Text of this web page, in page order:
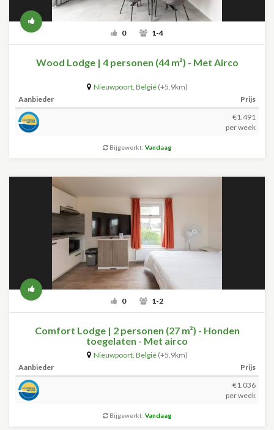
0 1-4
Wood Lodge | 4 personen (44 m²) - Met Airco
Nieuwpoort, België (+5.9km)
Aanbieder
Prijs
€1.491
per week
Bijgewerkt: Vandaag
0 1-2
Comfort Lodge | 2 personen (27 m²) - Honden
toegelaten - Met airco
Nieuwpoort, België (+5.9km)
Aanbieder
Prijs
€1.036
per week
Bijgewerkt: Vandaag